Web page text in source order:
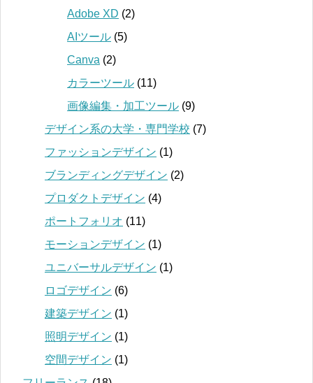
Adobe XD (2)
AIツール (5)
Canva (2)
カラーツール (11)
画像編集・加工ツール (9)
デザイン系の大学・専門学校 (7)
ファッションデザイン (1)
ブランディングデザイン (2)
プロダクトデザイン (4)
ポートフォリオ (11)
モーションデザイン (1)
ユニバーサルデザイン (1)
ロゴデザイン (6)
建築デザイン (1)
照明デザイン (1)
空間デザイン (1)